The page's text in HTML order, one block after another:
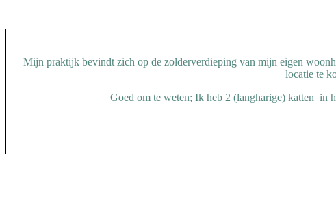
Mijn praktijk bevindt zich op de zolderverdieping van mijn eigen
locatie te
Goed om te weten; Ik heb 2 (langharige) katten in